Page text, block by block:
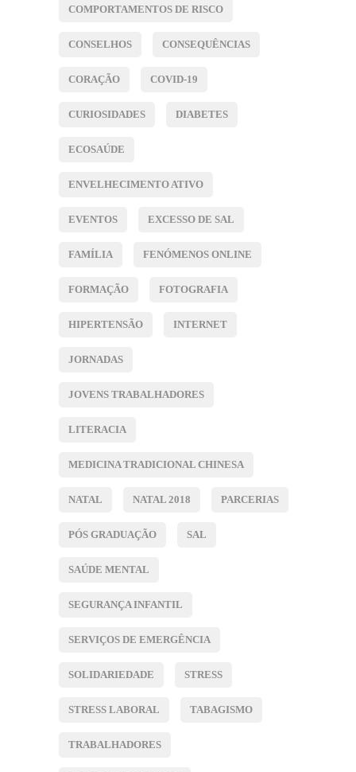
COMPORTAMENTOS DE RISCO
CONSELHOS CONSEQUÊNCIAS
CORAÇÃO COVID-19
CURIOSIDADES DIABETES
ECOSAÚDE
ENVELHECIMENTO ATIVO
EVENTOS EXCESSO DE SAL
FAMÍLIA FENÓMENOS ONLINE
FORMAÇÃO FOTOGRAFIA
HIPERTENSÃO INTERNET
JORNADAS
JOVENS TRABALHADORES
LITERACIA
MEDICINA TRADICIONAL CHINESA
NATAL NATAL 2018 PARCERIAS
PÓS GRADUAÇÃO SAL
SAÚDE MENTAL
SEGURANÇA INFANTIL
SERVIÇOS DE EMERGÊNCIA
SOLIDARIEDADE STRESS
STRESS LABORAL TABAGISMO
TRABALHADORES